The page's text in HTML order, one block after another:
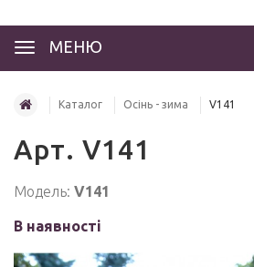
МЕНЮ
Каталог Осінь - зима V141
Арт. V141
Модель: V141
В наявності